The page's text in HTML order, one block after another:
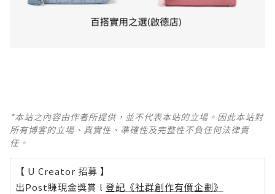
*本站之內容由作者所提供，並不代表本站的立場。因此本站對
所有博客的立場、真實性、準確性及完整性不負任何法律責
任。
【 U Creator 招募 】
出Post賺現金獎賞 l 登記《社群創作有價企劃》